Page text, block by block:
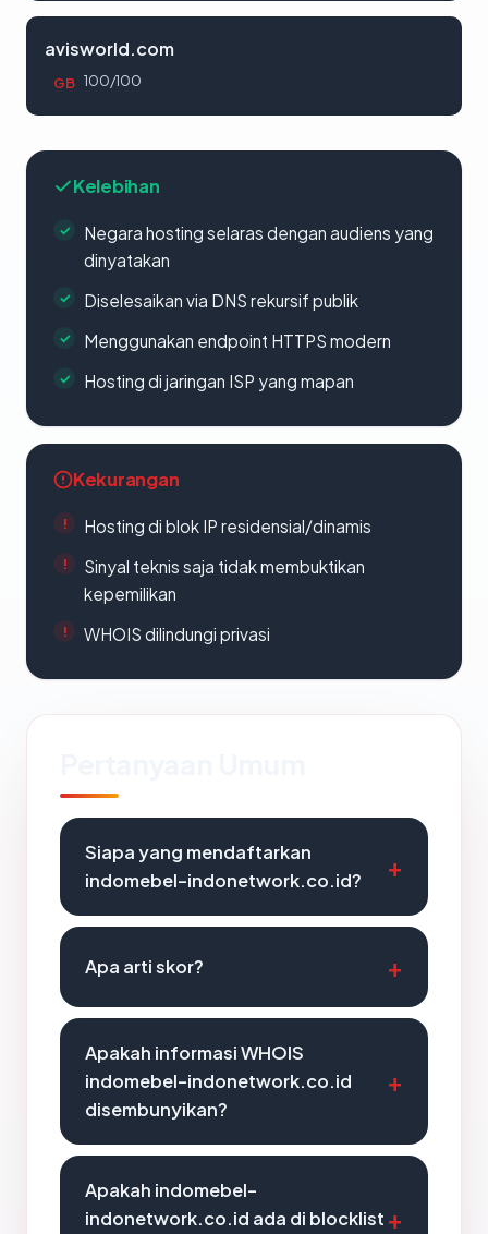
avisworld.com
GB 100/100
Kelebihan
Negara hosting selaras dengan audiens yang
dinyatakan
Diselesaikan via DNS rekursif publik
Menggunakan endpoint HTTPS modern
Hosting di jaringan ISP yang mapan
Kekurangan
Hosting di blok IP residensial/dinamis
Sinyal teknis saja tidak membuktikan
kepemilikan
WHOIS dilindungi privasi
Siapa yang mendaftarkan
indomebel-indonetwork.co.id?
Apa arti skor?
Apakah informasi WHOIS
indomebel-indonetwork.co.id
disembunyikan?
Apakah indomebel-
indonetwork.co.id ada di blocklist